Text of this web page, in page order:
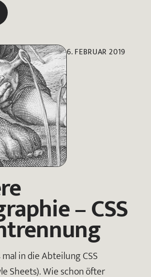
6. FEBRUAR 2019
– CSS
in die Abteilung CSS
Sheets). Wie schon öfter